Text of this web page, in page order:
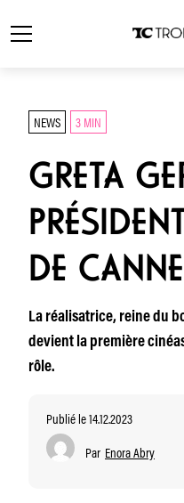
NEWS 3 MIN
GRETA
DE
La réalisatrice, reine du
devient la première
rôle.
Publié le 14.12.2023
Par Enora Abry